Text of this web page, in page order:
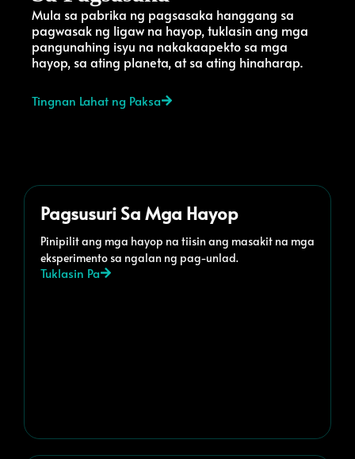
Mula sa pabrika ng pagsasaka hanggang sa
pagwasak ng ligaw na hayop, tuklasin ang mga
pangunahing isyu na nakakaapekto sa mga
hayop, sa ating planeta, at sa ating hinaharap.
Tingnan Lahat ng Paksa
Pagsusuri Sa Mga Hayop
Pinipilit ang mga hayop na tiisin ang masakit na mga
eksperimento sa ngalan ng pag-unlad.
Tuklasin Pa